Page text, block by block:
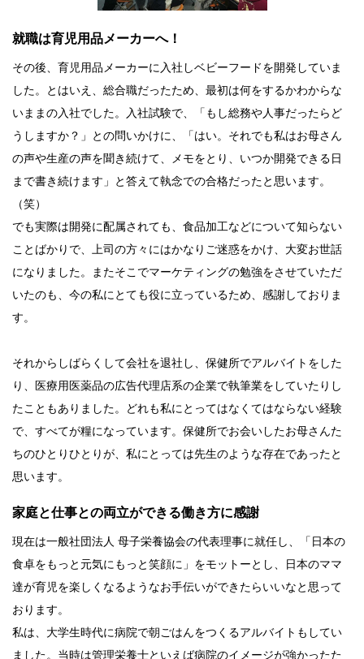
就職は育児用品メーカーへ！
その後、育児用品メーカーに入社しベビーフードを開発していま
した。とはいえ、総合職だったため、最初は何をするかわからな
いままの入社でした。入社試験で、「もし総務や人事だったらど
うしますか？」との問いかけに、「はい。それでも私はお母さん
の声や生産の声を聞き続けて、メモをとり、いつか開発できる日
まで書き続けます」と答えて執念での合格だったと思います。
（笑）
でも実際は開発に配属されても、食品加工などについて知らない
ことばかりで、上司の方々にはかなりご迷惑をかけ、大変お世話
になりました。またそこでマーケティングの勉強をさせていただ
いたのも、今の私にとても役に立っているため、感謝しておりま
す。
それからしばらくして会社を退社し、保健所でアルバイトをした
り、医療用医薬品の広告代理店系の企業で執筆業をしていたりし
たこともありました。どれも私にとってはなくてはならない経験
で、すべてが糧になっています。保健所でお会いしたお母さんた
ちのひとりひとりが、私にとっては先生のような存在であったと
思います。
家庭と仕事との両立ができる働き方に感謝
現在は一般社団法人 母子栄養協会の代表理事に就任し、「日本の
食卓をもっと元気にもっと笑顔に」をモットーとし、日本のママ
達が育児を楽しくなるようなお手伝いができたらいいなと思って
おります。
私は、大学生時代に病院で朝ごはんをつくるアルバイトもしてい
ました。当時は管理栄養士といえば病院のイメージが強かったた